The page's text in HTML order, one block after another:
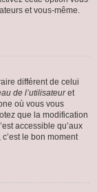
et vous-même.
différent de celui
de l’utilisateuret
où vous vous
que la modification
accessible qu’aux
le bon moment